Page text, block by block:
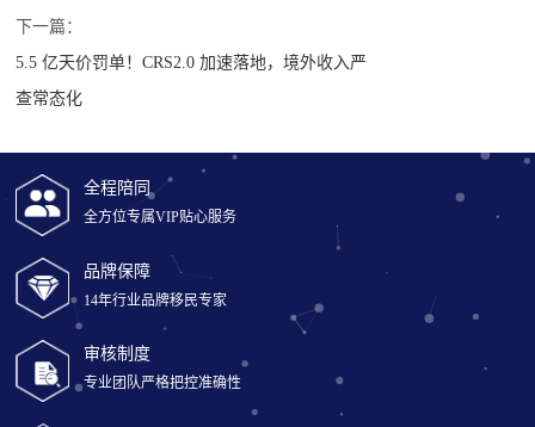
下一篇：
5.5 亿天价罚单！CRS2.0 加速落地，境外收入严
查常态化
全程陪同
全方位专属VIP贴心服务
品牌保障
14年行业品牌移民专家
审核制度
专业团队严格把控准确性